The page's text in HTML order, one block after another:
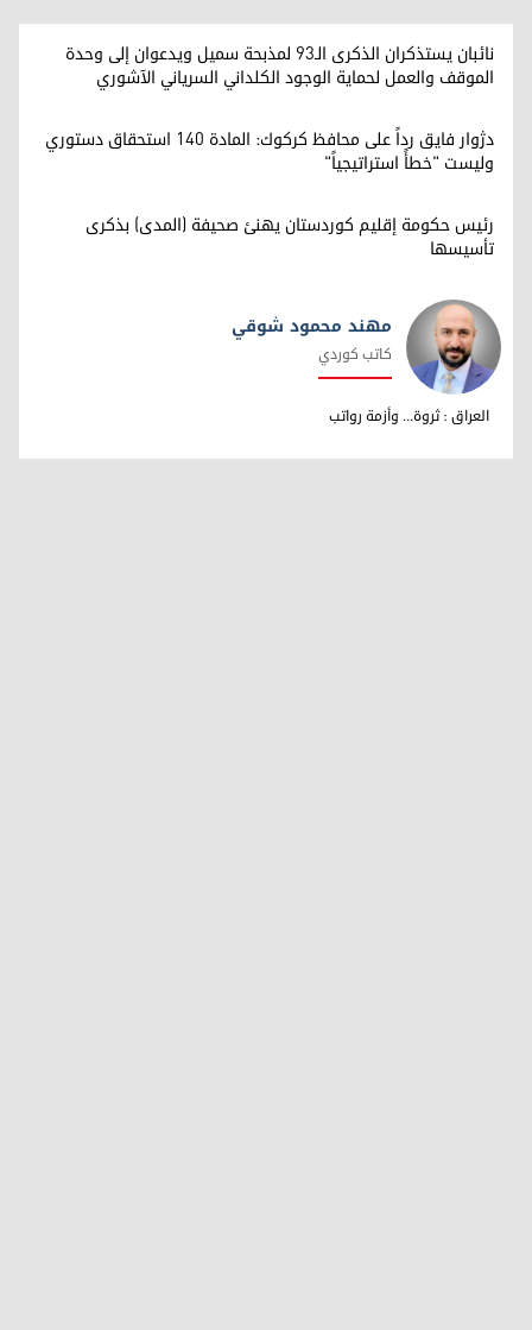
نائبان يستذكران الذكرى الـ93 لمذبحة سميل ويدعوان إلى وحدة
الموقف والعمل لحماية الوجود الكلداني السرياني الآشوري
دژوار فايق رداً على محافظ كركوك: المادة 140 استحقاق دستوري
وليست "خطأً استراتيجياً"
رئيس حكومة إقليم كوردستان يهنئ صحيفة (المدى) بذكرى
تأسيسها
مهند محمود شوقي
مهند محمود شوقي
كاتب كوردي
العراق : ثروة... وأزمة رواتب